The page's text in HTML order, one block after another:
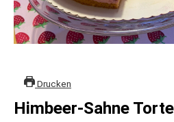
Drucken
Himbeer-Sahne Torte